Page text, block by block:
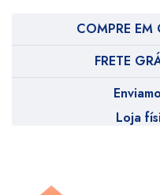
COMPRE
FRETE
Loja